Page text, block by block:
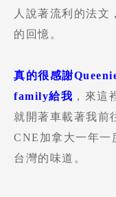
熱門搜尋：
護理 加拿大RO
SEC
人說著流利的法文
的回憶。
真的很感謝
family給我 ，來這
就開著車載著我前
CNE加拿大一年一
台灣的味道。